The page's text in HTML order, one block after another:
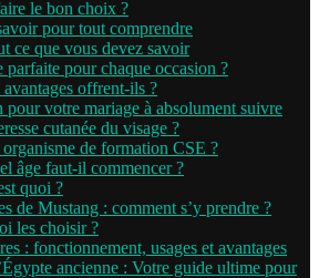
le bon choix ?
pour tout comprendre
ce que vous devez savoir
pour chaque occasion ?
offrent-ils ?
pour votre mariage à absolument suivre
cutanée du visage ?
de formation CSE ?
âge faut-il commencer ?
quoi ?
de Mustang : comment s’y prendre ?
les choisir ?
: fonctionnement, usages et avantages
ancienne : Votre guide ultime pour